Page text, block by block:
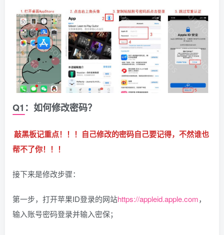
Q1：如何修改密码？
敲黑板记重点！！！自己修改的密码自己要记得，不然谁也
帮不了你！！！
接下来是修改步骤：
第一步，打开苹果ID登录的网站https://appleid.apple.com，
输入账号密码登录并输入密保；